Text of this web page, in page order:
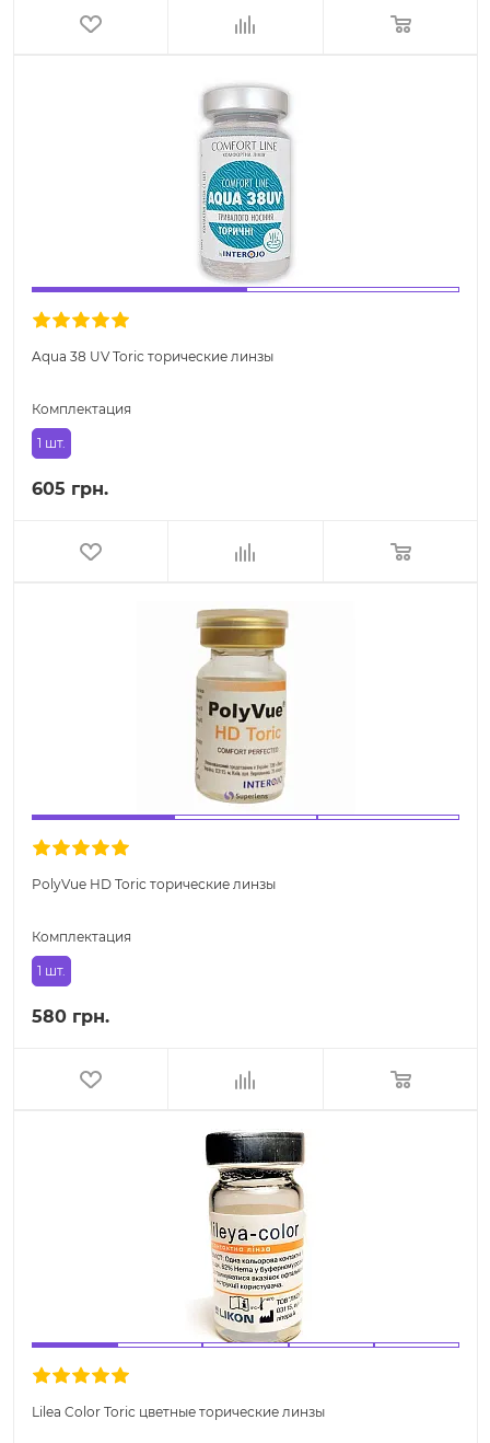
Aqua 38 UV Toric торические линзы
Комплектация
1 шт.
605 грн.
PolyVue HD Toric торические линзы
Комплектация
1 шт.
580 грн.
Lilea Color Toric цветные торические линзы